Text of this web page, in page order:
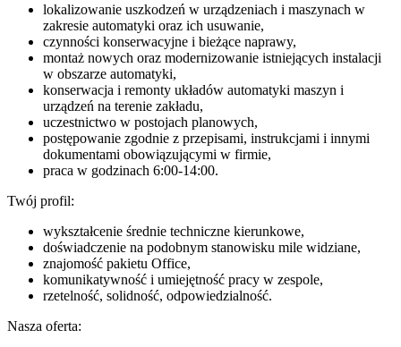
lokalizowanie uszkodzeń w urządzeniach i maszynach w
zakresie automatyki oraz ich usuwanie,
czynności konserwacyjne i bieżące naprawy,
montaż nowych oraz modernizowanie istniejących instalacji
w obszarze automatyki,
konserwacja i remonty układów automatyki maszyn i
urządzeń na terenie zakładu,
uczestnictwo w postojach planowych,
postępowanie zgodnie z przepisami, instrukcjami i innymi
dokumentami obowiązującymi w firmie,
praca w godzinach 6:00-14:00.
Twój profil:
wykształcenie średnie techniczne kierunkowe,
doświadczenie na podobnym stanowisku mile widziane,
znajomość pakietu Office,
komunikatywność i umiejętność pracy w zespole,
rzetelność, solidność, odpowiedzialność.
Nasza oferta: